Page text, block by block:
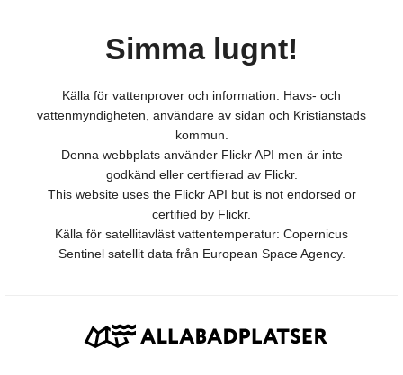
Simma lugnt!
Källa för vattenprover och information: Havs- och
vattenmyndigheten, användare av sidan och Kristianstads
kommun.
Denna webbplats använder Flickr API men är inte
godkänd eller certifierad av Flickr.
This website uses the Flickr API but is not endorsed or
certified by Flickr.
Källa för satellitavläst vattentemperatur: Copernicus
Sentinel satellit data från European Space Agency.